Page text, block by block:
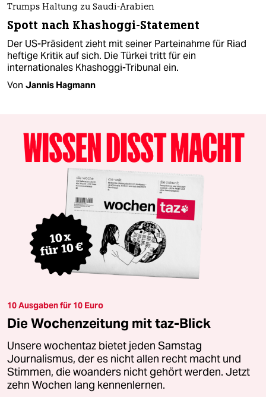
Trumps Haltung zu Saudi-Arabien
Spott nach Khashoggi-Statement
Der US-Präsident zieht mit seiner Parteinahme für Riad
heftige Kritik auf sich. Die Türkei tritt für ein
internationales Khashoggi-Tribunal ein.
Von Jannis Hagmann
10 Ausgaben für 10 Euro
Die Wochenzeitung mit taz-Blick
Unsere wochentaz bietet jeden Samstag
Journalismus, der es nicht allen recht macht und
Stimmen, die woanders nicht gehört werden. Jetzt
zehn Wochen lang kennenlernen.